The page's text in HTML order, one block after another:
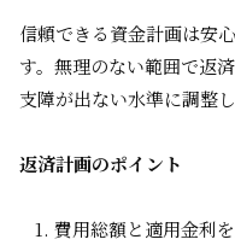
信頼できる資金計画は安
す。無理のない範囲で返
支障が出ない水準に調整し
返済計画のポイント
費用総額と適用金利